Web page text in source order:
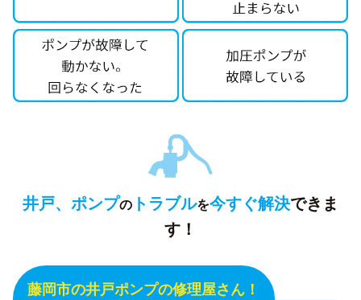
井戸、ポンプの トラブルを今すぐ解決できま
す！
藤岡市の井戸ポンプの修理屋さん！